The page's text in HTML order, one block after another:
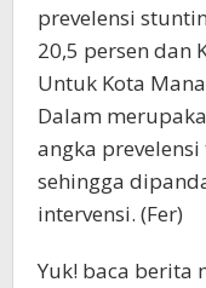
prevelensi
20,5 persen dan
Untuk Kota
Dalam
angka
sehingga
intervensi. (Fer)
Yuk! baca berita